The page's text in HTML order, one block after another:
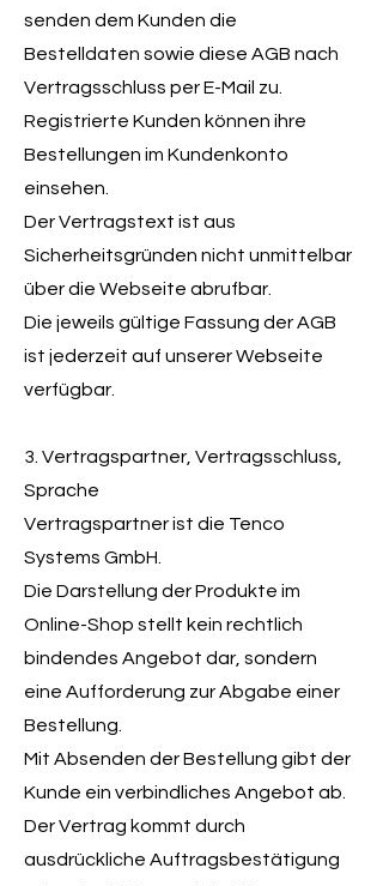
senden dem Kunden die
Bestelldaten sowie diese AGB nach
Vertragsschluss per E-Mail zu.
Registrierte Kunden können ihre
Bestellungen im Kundenkonto
einsehen.
Der Vertragstext ist aus
Sicherheitsgründen nicht unmittelbar
über die Webseite abrufbar.
Die jeweils gültige Fassung der AGB
ist jederzeit auf unserer Webseite
verfügbar.
3. Vertragspartner, Vertragsschluss,
Sprache
Vertragspartner ist die Tenco
Systems GmbH.
Die Darstellung der Produkte im
Online-Shop stellt kein rechtlich
bindendes Angebot dar, sondern
eine Aufforderung zur Abgabe einer
Bestellung.
Mit Absenden der Bestellung gibt der
Kunde ein verbindliches Angebot ab.
Der Vertrag kommt durch
ausdrückliche Auftragsbestätigung